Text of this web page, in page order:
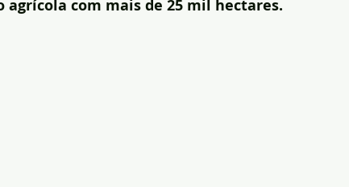
com mais de 25 mil hectares.